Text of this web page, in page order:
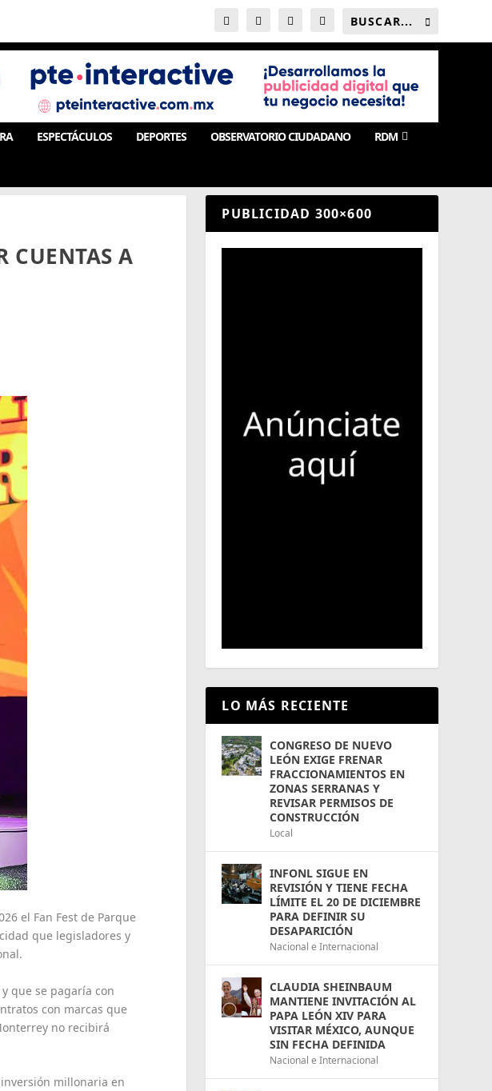
ESPECTÁCULOS DEPORTES OBSERVATORIO CIUDADANO RDM
CUENTAS A
el Fan Fest de Parque
que legisladores y
que se pagaría con
con marcas que
no recibirá
millonaria en
PUBLICIDAD 300×600
LO MÁS RECIENTE
CONGRESO DE NUEVO
LEÓN EXIGE FRENAR
FRACCIONAMIENTOS EN
ZONAS SERRANAS Y
REVISAR PERMISOS DE
CONSTRUCCIÓN
Local
INFONL SIGUE EN
REVISIÓN Y TIENE FECHA
LÍMITE EL 20 DE DICIEMBRE
PARA DEFINIR SU
DESAPARICIÓN
Nacional e Internacional
CLAUDIA SHEINBAUM
MANTIENE INVITACIÓN AL
PAPA LEÓN XIV PARA
VISITAR MÉXICO, AUNQUE
SIN FECHA DEFINIDA
Nacional e Internacional